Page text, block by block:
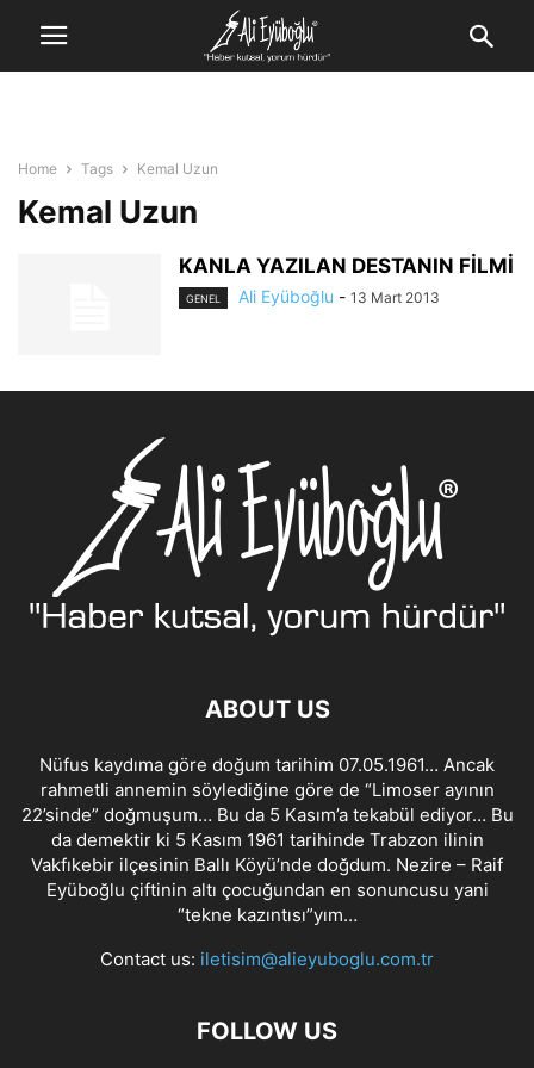
Home Tags Kemal Uzun
Kemal Uzun
KANLA YAZILAN DESTANIN FİLMİ
GENEL Ali Eyüboğlu - 13 Mart 2013
ABOUT US
Nüfus kaydıma göre doğum tarihim 07.05.1961… Ancak
rahmetli annemin söylediğine göre de “Limoser ayının
22’sinde” doğmuşum… Bu da 5 Kasım’a tekabül ediyor… Bu
da demektir ki 5 Kasım 1961 tarihinde Trabzon ilinin
Vakfıkebir ilçesinin Ballı Köyü’nde doğdum. Nezire – Raif
Eyüboğlu çiftinin altı çocuğundan en sonuncusu yani
“tekne kazıntısı”yım…
Contact us: iletisim@alieyuboglu.com.tr
FOLLOW US